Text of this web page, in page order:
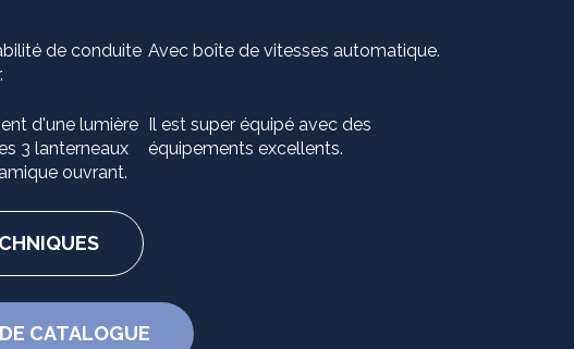
de conduite Avec boîte de vitesses automatique.
d'une lumière
3 lanterneaux
ouvrant.
Il est super équipé avec des
équipements excellents.
CATALOGUE